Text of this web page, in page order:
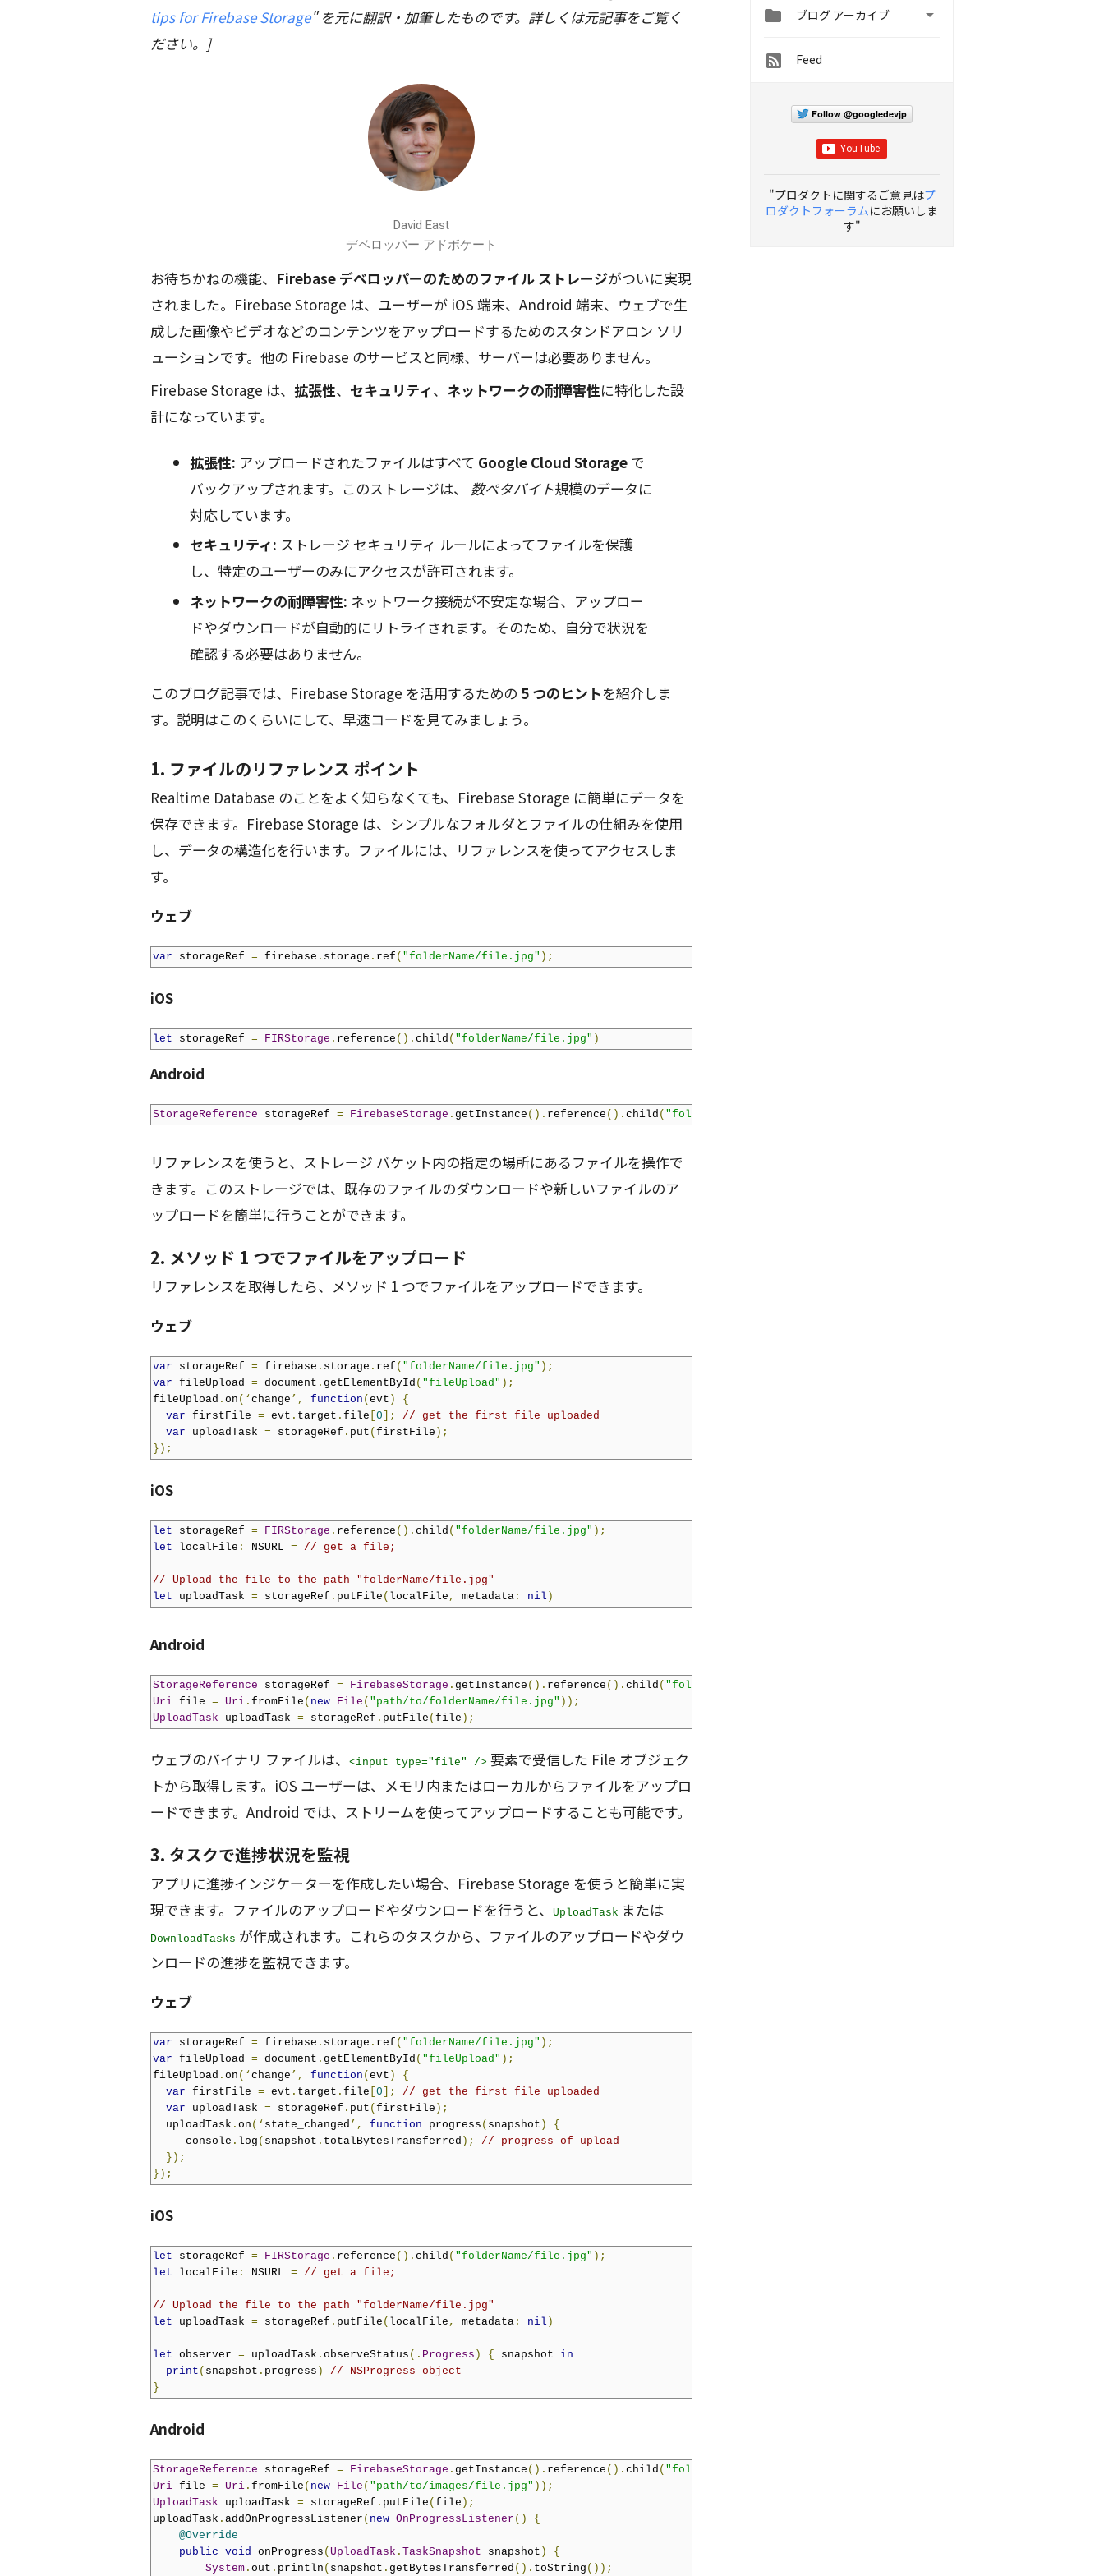
tips for Firebase Storage" を元に翻訳・加筆したものです。詳しくは元記事をご覧く
ださい。]
David East
デベロッパー アドボケート
お待ちかねの機能、 Firebase デベロッパーのためのファイル ストレージがついに実現
されました。Firebase Storage は、ユーザーが iOS 端末、Android 端末、ウェブで生
成した画像やビデオなどのコンテンツをアップロードするためのスタンドアロン ソリ
ューションです。他の Firebase のサービスと同様、サーバーは必要ありません。
Firebase Storage は、 拡張性、 セキュリティ、 ネットワークの耐障害性に特化した設
計になっています。
拡張性: アップロードされたファイルはすべて Google Cloud Storage で
バックアップされます。このストレージは、 数ペタバイト規模のデータに
対応しています。
セキュリティ: ストレージ セキュリティ ルールによってファイルを保護
し、特定のユーザーのみにアクセスが許可されます。
ネットワークの耐障害性: ネットワーク接続が不安定な場合、アップロー
ドやダウンロードが自動的にリトライされます。そのため、自分で状況を
確認する必要はありません。
このブログ記事では、Firebase Storage を活用するための 5 つのヒントを紹介しま
す。説明はこのくらいにして、早速コードを見てみましょう。
1. ファイルのリファレンス ポイント
Realtime Database のことをよく知らなくても、Firebase Storage に簡単にデータを
保存できます。Firebase Storage は、シンプルなフォルダとファイルの仕組みを使用
し、データの構造化を行います。ファイルには、リファレンスを使ってアクセスしま
す。
ウェブ
var storageRef = firebase . storage . ref ( "folderName/file.jpg" );
iOS
let storageRef = FIRStorage . reference (). child ( "folderName/file.jpg" )
Android
StorageReference storageRef = FirebaseStorage . getInstance (). reference (). child ( "folderName/file.jpg"
リファレンスを使うと、ストレージ バケット内の指定の場所にあるファイルを操作で
きます。このストレージでは、既存のファイルのダウンロードや新しいファイルのア
ップロードを簡単に行うことができます。
2. メソッド 1 つでファイルをアップロード
リファレンスを取得したら、メソッド 1 つでファイルをアップロードできます。
ウェブ
var storageRef = firebase . storage . ref ( "folderName/file.jpg" );
var fileUpload = document . getElementById ( "fileUpload" );
fileUpload . on (‘change ’, function (evt )
{
var firstFile = evt . target . file [0];
// get the first file uploaded
var uploadTask = storageRef . put (firstFile );
});
iOS
let storageRef = FIRStorage . reference (). child ( "folderName/file.jpg" );
let localFile : NSURL = // get a file;
// Upload the file to the path "folderName/file.jpg"
let uploadTask = storageRef . putFile ( localFile , metadata : nil )
Android
StorageReference storageRef = FirebaseStorage . getInstance (). reference (). child ( "folderName/file.jpg"
Uri file = Uri . fromFile ( new File ( "path/to/folderName/file.jpg" ));
UploadTask uploadTask = storageRef . putFile (file );
ウェブのバイナリ ファイルは、 <input type="file" /> 要素で受信した File オブジェク
トから取得します。iOS ユーザーは、メモリ内またはローカルからファイルをアップロ
ードできます。Android では、ストリームを使ってアップロードすることも可能です。
3. タスクで進捗状況を監視
アプリに進捗インジケーターを作成したい場合、Firebase Storage を使うと簡単に実
現できます。ファイルのアップロードやダウンロードを行うと、
UploadTask または
DownloadTasks が作成されます。これらのタスクから、ファイルのアップロードやダウ
ンロードの進捗を監視できます。
ウェブ
var storageRef = firebase . storage . ref ( "folderName/file.jpg" );
var fileUpload = document . getElementById ( "fileUpload" );
fileUpload . on (‘change ’, function (evt )
{
var firstFile = evt . target . file [0];
// get the first file uploaded
var uploadTask = storageRef . put (firstFile );
  uploadTask
. on (‘ state_changed ’, function progress ( snapshot )
{
     console
. log ( snapshot . totalBytesTransferred );
// progress of upload
});
});
iOS
let storageRef = FIRStorage . reference (). child ( "folderName/file.jpg" );
let localFile : NSURL = // get a file;
// Upload the file to the path "folderName/file.jpg"
let uploadTask = storageRef . putFile ( localFile , metadata : nil )
let observer = uploadTask . observeStatus (. Progress ) { snapshot in
print ( snapshot . progress )
// NSProgress object
}
Android
StorageReference storageRef = FirebaseStorage . getInstance (). reference (). child ( "folderName/file.jpg"
Uri file = Uri . fromFile ( new File ( "path/to/images/file.jpg" ));
UploadTask uploadTask = storageRef . putFile (file );
uploadTask . addOnProgressListener ( new OnProgressListener ()
{
@Override
public void onProgress (UploadTask . TaskSnapshot snapshot )
{
System . out . println ( snapshot . getBytesTransferred (). toString ());
 ブログ アーカイブ 
Feed
Follow @googledevjp
"プロダクトに関するご意見はプ
ロダクトフォーラムにお願いしま
す"